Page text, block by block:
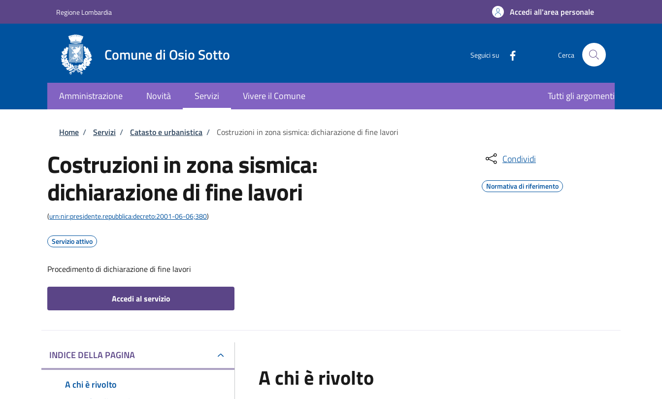
Regione Lombardia Accedi all'area personale
Comune di Osio Sotto Seguici su Cerca
Amministrazione Novità Servizi Vivere il Comune Tutti gli argomenti
Briciole di pane
Home / Servizi / Catasto e urbanistica / Costruzioni in zona sismica: dichiarazione di fine lavori
Costruzioni in zona sismica:
dichiarazione di fine lavori
(urn:nir:presidente.repubblica:decreto:2001-06-06;380)
Servizio attivo
Procedimento di dichiarazione di fine lavori
Accedi al servizio
Condividi
Normativa di riferimento
INDICE DELLA PAGINA
A chi è rivolto
A chi è rivolto